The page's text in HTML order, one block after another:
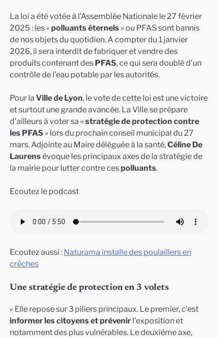
La loi a été votée à l’Assemblée Nationale le 27 février
2025 : les « polluants éternels » ou PFAS sont bannis
de nos objets du quotidien. A compter du 1 janvier
2026, il sera interdit de fabriquer et vendre des
produits contenant des PFAS, ce qui sera doublé d’un
contrôle de l’eau potable par les autorités.
Pour la Ville de Lyon, le vote de cette loi est une victoire
et surtout une grande avancée. La Ville se prépare
d’ailleurs à voter sa «stratégie de protection contre
les PFAS » lors du prochain conseil municipal du 27
mars. Adjointe au Maire déléguée à la santé,Céline De
Laurens évoque les principaux axes de la stratégie de
la mairie pour lutter contre ces polluants.
Ecoutez le podcast
Ecoutez aussi : Naturama installe des poulaillers en
crèches
Une stratégie de protection en 3 volets
« Elle repose sur 3 piliers principaux. Le premier, c’est
informer les citoyens et prévenir l’exposition et
notamment des plus vulnérables. Le deuxième axe,